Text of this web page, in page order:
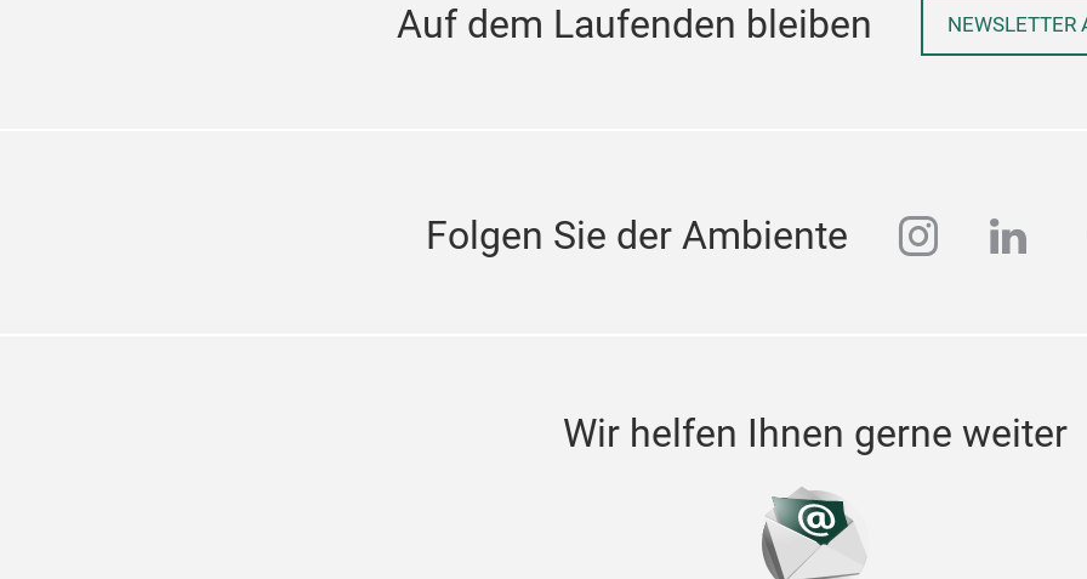
Auf dem Laufenden bleiben NEWSLETTER
Folgen Sie der Ambiente
Wir helfen Ihnen gerne weiter